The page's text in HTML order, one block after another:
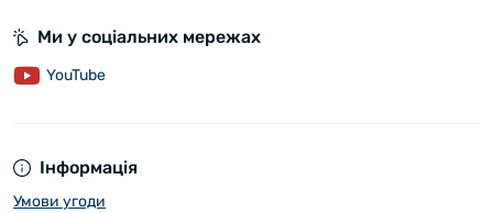
Інформація
Умови угоди
Ми у соціальних мережах
YouTube